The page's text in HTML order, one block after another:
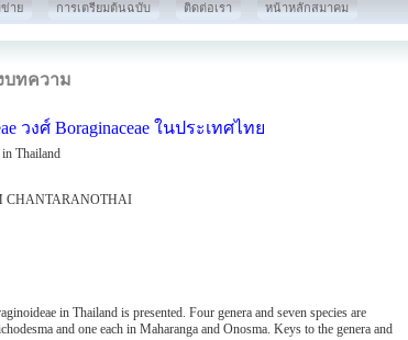
าย การเตรียมต้นฉบับ ติดต่อเรา หน้าหลักสมาคม
บทความ
วงศ์ Boraginaceae ในประเทศไทย
Thailand
CHANTARANOTHAI
in Thailand is presented. Four genera and seven species are
and one each in Maharanga and Onosma. Keys to the genera and